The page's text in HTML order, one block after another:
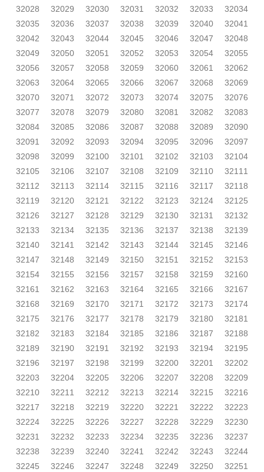
32028
32029 32030 32031 32032 32033
32034
32035
32036 32037 32038 32039 32040
32041
32042
32043 32044 32045 32046 32047
32048
32049
32050 32051 32052 32053 32054
32055
32056
32057 32058 32059 32060 32061
32062
32063
32064 32065 32066 32067 32068
32069
32070
32071 32072 32073 32074 32075
32076
32077
32078 32079 32080 32081 32082
32083
32084
32085 32086 32087 32088 32089
32090
32091
32092 32093 32094 32095 32096
32097
32098
32099 32100 32101 32102 32103
32104
32105
32106 32107 32108 32109 32110
32111
32112
32113 32114 32115 32116 32117
32118
32119
32120 32121 32122 32123 32124
32125
32126
32127 32128 32129 32130 32131
32132
32133
32134 32135 32136 32137 32138
32139
32140
32141 32142 32143 32144 32145
32146
32147
32148 32149 32150 32151 32152
32153
32154
32155 32156 32157 32158 32159
32160
32161
32162 32163 32164 32165 32166
32167
32168
32169 32170 32171 32172 32173
32174
32175
32176 32177 32178 32179 32180
32181
32182
32183 32184 32185 32186 32187
32188
32189
32190 32191 32192 32193 32194
32195
32196
32197 32198 32199 32200 32201
32202
32203
32204 32205 32206 32207 32208
32209
32210
32211 32212 32213 32214 32215
32216
32217
32218 32219 32220 32221 32222
32223
32224
32225 32226 32227 32228 32229
32230
32231
32232 32233 32234 32235 32236
32237
32238
32239 32240 32241 32242 32243
32244
32245
32246 32247 32248 32249 32250
32251